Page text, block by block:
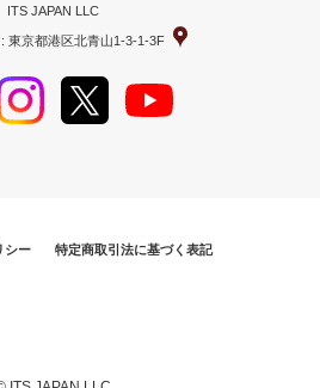
ITS JAPAN LLC
東京都港区北青山1-3-1-3F
シー 特定商取引法に基づく表記